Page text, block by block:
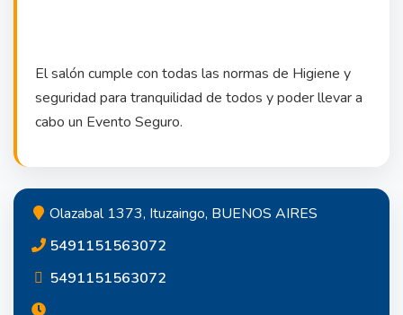
El salón cumple con todas las normas de Higiene y
seguridad para tranquilidad de todos y poder llevar a
cabo un Evento Seguro.
Olazabal 1373, Ituzaingo, BUENOS AIRES
5491151563072
5491151563072